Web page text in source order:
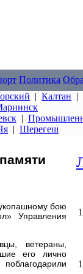
Политика
| Калтан |
|
| Шерегеш
бою
Управления
ветераны,
его лично